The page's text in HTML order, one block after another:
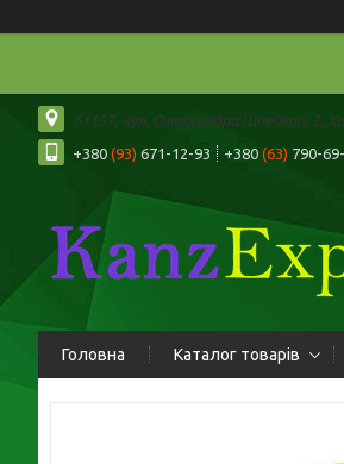
61157, вул. Олександра Шпейєра, 2,
+380 (93) 671-12-93 +380 (63) 790-
Головна Каталог товарів